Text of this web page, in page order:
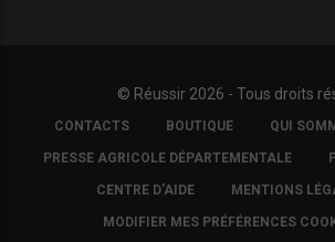
© Réussir 2026 - Tous droits
FOOTER
COPYRIGHT
CONTACTS BOUTIQUE QUI
PRESSE AGRICOLE DÉPARTEMENTALE
CENTRE D'AIDE MENTIONS
MODIFIER MES PRÉFÉRENCES